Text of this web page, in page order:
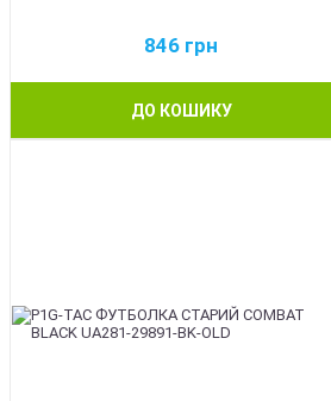
846 грн
ДО КОШИКУ